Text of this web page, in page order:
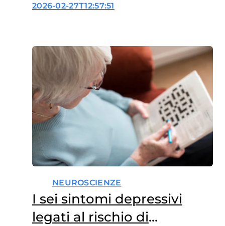
a ripresentarsi. Una ricerca è
Lancet Psychiatry con revisione
e metanalisi di 76 studi che
hanno coinvolto 17.000, età
media 45…
2026-02-27T12:57:51
NEUROSCIENZE
I sei sintomi depressivi
legati al rischio di